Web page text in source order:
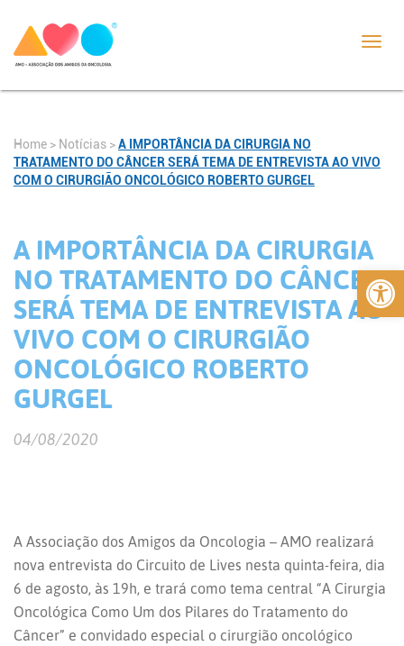
Abrir
Home > Notícias >A IMPORTÂNCIA DA CIRURGIA NO
TRATAMENTO DO CÂNCER SERÁ TEMA DE ENTREVISTA AO VIVO
COM O CIRURGIÃO ONCOLÓGICO ROBERTO GURGEL
A IMPORTÂNCIA DA CIRURGIA
NO TRATAMENTO DO CÂNCER
SERÁ TEMA DE ENTREVISTA AO
VIVO COM O CIRURGIÃO
ONCOLÓGICO ROBERTO
GURGEL
04/08/2020
A Associação dos Amigos da Oncologia – AMO realizará
nova entrevista do Circuito de Lives nesta quinta-feira, dia
6 de agosto, às 19h, e trará como tema central “A Cirurgia
Oncológica Como Um dos Pilares do Tratamento do
Câncer” e convidado especial o cirurgião oncológico